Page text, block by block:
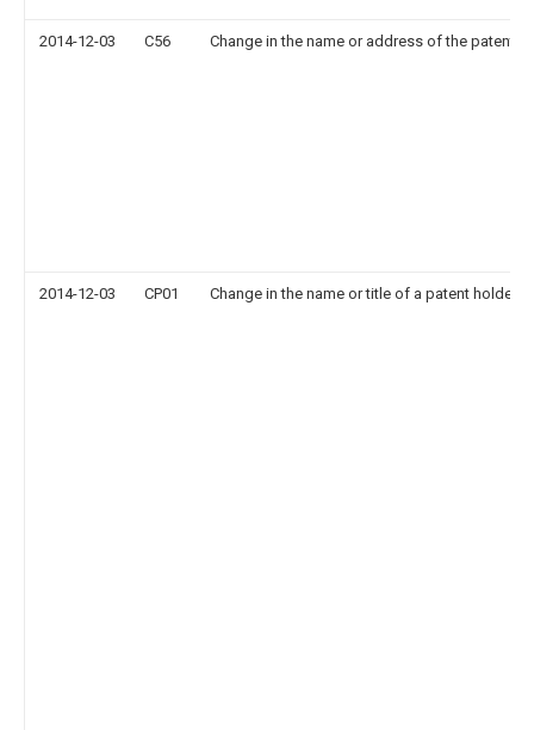
2014-12-03 C56 Change in the name or address of the patentee
2014-12-03 CP01 Change in the name or title of a patent holder